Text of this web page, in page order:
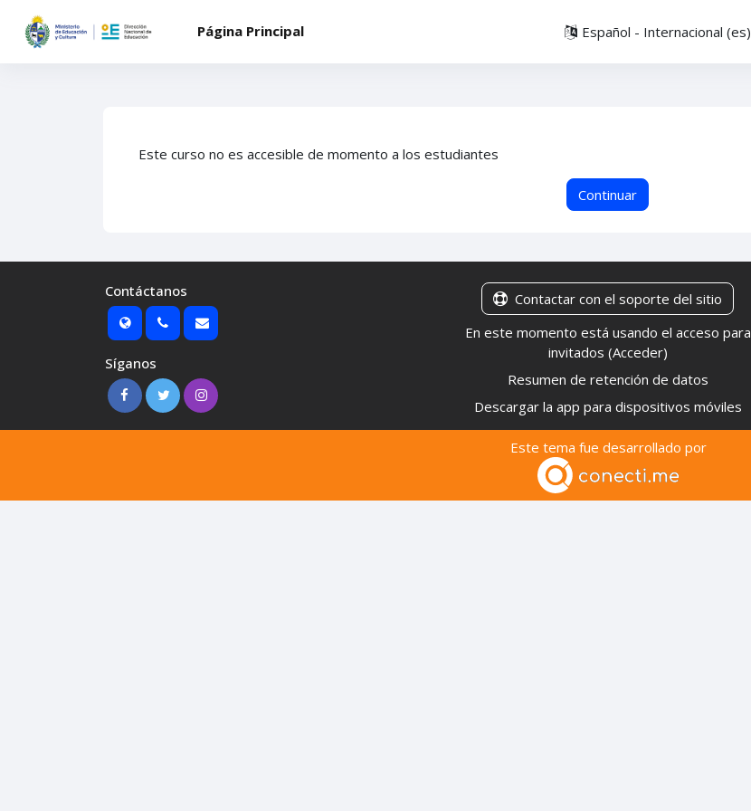
Página Principal
Español - Internacional ‎(es)‎
Este curso no es accesible de momento a los estudiantes
Continuar
Contáctanos
Síganos
Contactar con el soporte del sitio
En este momento está usando el acceso para
invitados (Acceder)
Resumen de retención de datos
Descargar la app para dispositivos móviles
Este tema fue desarrollado por